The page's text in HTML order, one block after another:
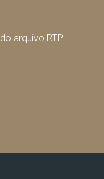
arquivo RTP